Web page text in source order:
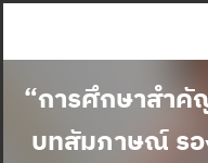
“การศึกษาสำ
บทสัมภาษณ์ ร